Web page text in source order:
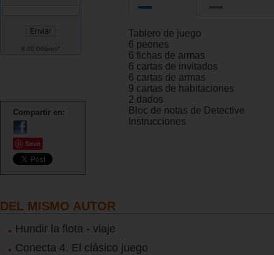
8.00 Dólares*
Compartir en:
Save
Tablero de juego
6 peones
6 fichas de armas
6 cartas de invitados
6 cartas de armas
9 cartas de habitaciones
2 dados
Bloc de notas de Detective
Instrucciones
DEL MISMO AUTOR
Hundir la flota - viaje
Conecta 4. El clásico juego